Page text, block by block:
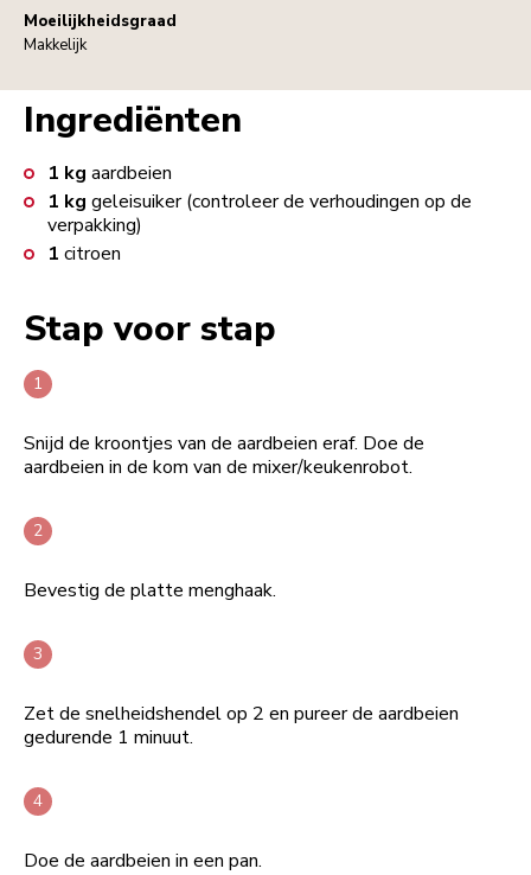
Moeilijkheidsgraad
Makkelijk
Ingrediënten
1 kg aardbeien
1 kg geleisuiker (controleer de verhoudingen op de
verpakking)
1 citroen
Stap voor stap
Snijd de kroontjes van de aardbeien eraf. Doe de
aardbeien in de kom van de mixer/keukenrobot.
Bevestig de platte menghaak.
Zet de snelheidshendel op 2 en pureer de aardbeien
gedurende 1 minuut.
Doe de aardbeien in een pan.